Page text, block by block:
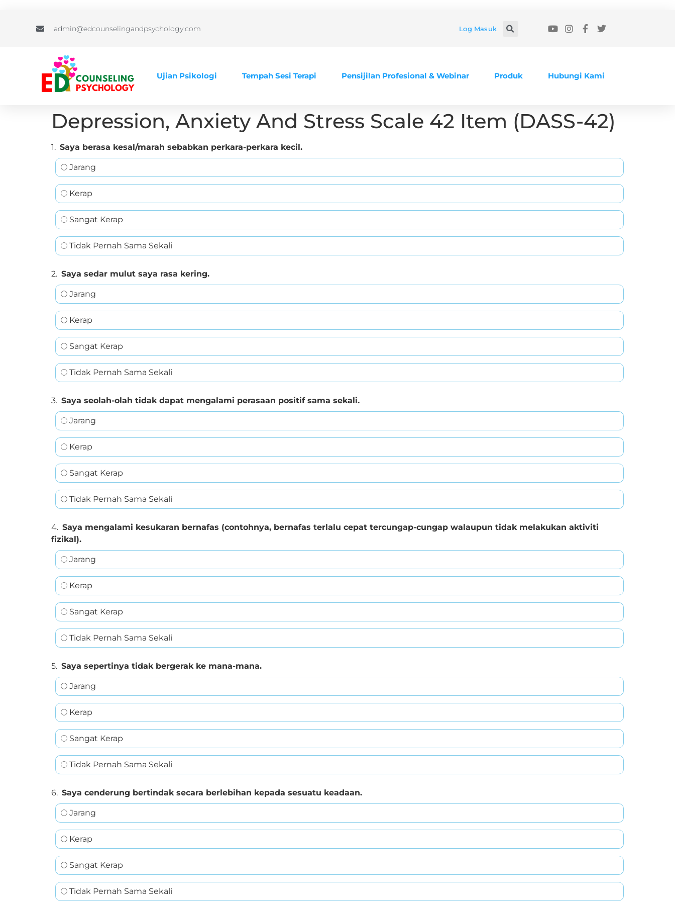
admin@edcounselingandpsychology.com Log Masuk
Ujian Psikologi Tempah Sesi Terapi Pensijilan Profesional & Webinar Produk Hubungi Kami
Depression, Anxiety And Stress Scale 42 Item (DASS-42)
1. Saya berasa kesal/marah sebabkan perkara-perkara kecil.
Jarang
Kerap
Sangat Kerap
Tidak Pernah Sama Sekali
2. Saya sedar mulut saya rasa kering.
Jarang
Kerap
Sangat Kerap
Tidak Pernah Sama Sekali
3. Saya seolah-olah tidak dapat mengalami perasaan positif sama sekali.
Jarang
Kerap
Sangat Kerap
Tidak Pernah Sama Sekali
4. Saya mengalami kesukaran bernafas (contohnya, bernafas terlalu cepat tercungap-cungap walaupun tidak melakukan aktiviti
fizikal).
Jarang
Kerap
Sangat Kerap
Tidak Pernah Sama Sekali
5. Saya sepertinya tidak bergerak ke mana-mana.
Jarang
Kerap
Sangat Kerap
Tidak Pernah Sama Sekali
6. Saya cenderung bertindak secara berlebihan kepada sesuatu keadaan.
Jarang
Kerap
Sangat Kerap
Tidak Pernah Sama Sekali